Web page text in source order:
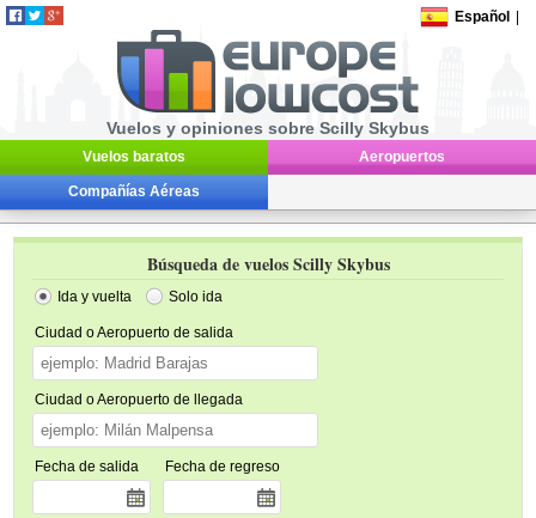
Español
Vuelos y opiniones sobre Scilly Skybus
Vuelos baratos Aeropuertos
Compañías Aéreas
Búsqueda de vuelos Scilly Skybus
Ida y vuelta Solo ida
Ciudad o Aeropuerto de salida
Ciudad o Aeropuerto de llegada
Fecha de salida Fecha de regreso